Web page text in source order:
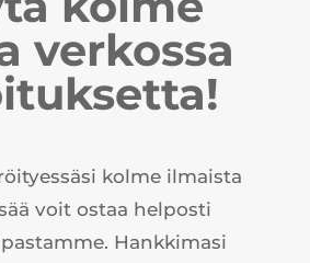
verkossa
kolme ilmaista
voit ostaa helposti
Hankkimasi